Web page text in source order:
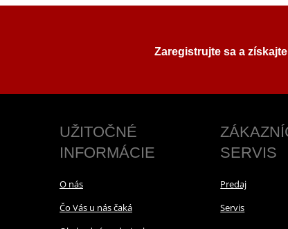
Zaregistrujte sa a
UŽITOČNÉ
INFORMÁCIE
O nás
Čo Vás u nás čaká
SERVIS
Predaj
Servis